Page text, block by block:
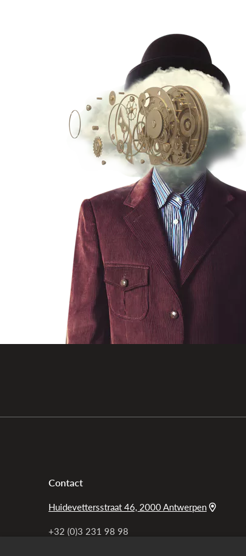
Contact
Huidevettersstraat 46, 2000 Antwerpen
+32 (0)3 231 98 98